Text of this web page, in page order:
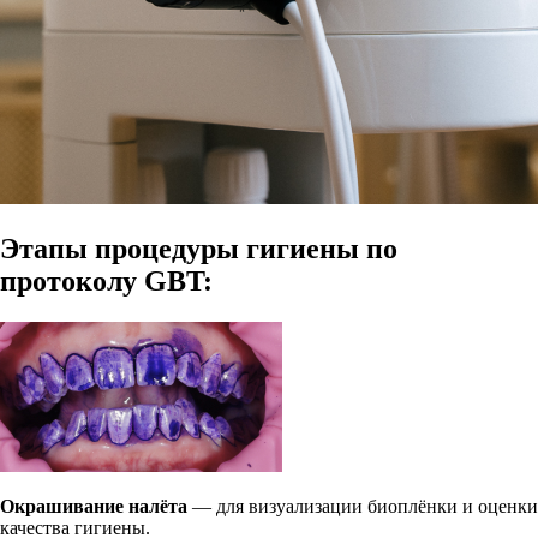
Этапы процедуры гигиены по
протоколу GBT:
Окрашивание налёта — для визуализации биоплёнки и оценки
качества гигиены.